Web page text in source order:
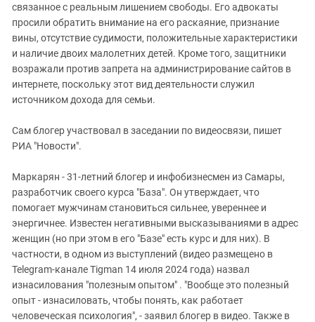
связанное с реальным лишением свободы. Его адвокаты
просили обратить внимание на его раскаяние, признание
вины, отсутствие судимости, положительные характеристики
и наличие двоих малолетних детей. Кроме того, защитники
возражали против запрета на администрирование сайтов в
интернете, поскольку этот вид деятельности служил
источником дохода для семьи.
Сам блогер участвовал в заседании по видеосвязи, пишет
РИА "Новости".
Маркарян - 31-летний блогер и инфобизнесмен из Самары,
разработчик своего курса "База". Он утверждает, что
помогает мужчинам становиться сильнее, увереннее и
энергичнее. Известен негативными высказываниями в адрес
женщин (но при этом в его "Базе" есть курс и для них). В
частности, в одном из выступлений (видео размещено в
Telegram-канале Tigman 14 июля 2024 года) назвал
изнасилования "полезным опытом" . "Вообще это полезный
опыт - изнасиловать, чтобы понять, как работает
человеческая психология", - заявил блогер в видео. Также в